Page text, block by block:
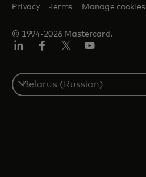
© 1994-2026 Mastercard.
Privacy Terms Manage cookies
Select
a
country
Twitter)